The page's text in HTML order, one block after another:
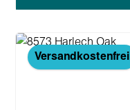
Versandkostenfrei